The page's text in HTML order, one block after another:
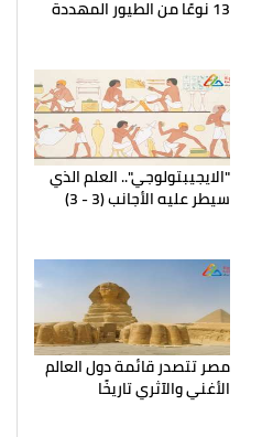
13 نوعًا من الطيور المهددة
"الايجيبتولوجي".. العلم الذي
سيطر عليه الأجانب (3 - 3)
مصر تتصدر قائمة دول العالم
الأغني والآثري تاريخًا